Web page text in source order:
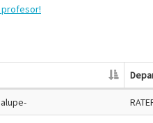
profesor!